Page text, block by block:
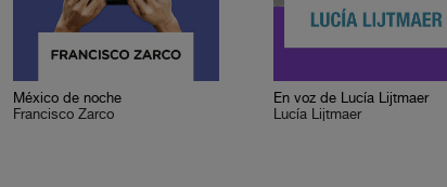
México de noche
Francisco Zarco
En voz de Lucía Lijtmaer
Lucía Lijtmaer